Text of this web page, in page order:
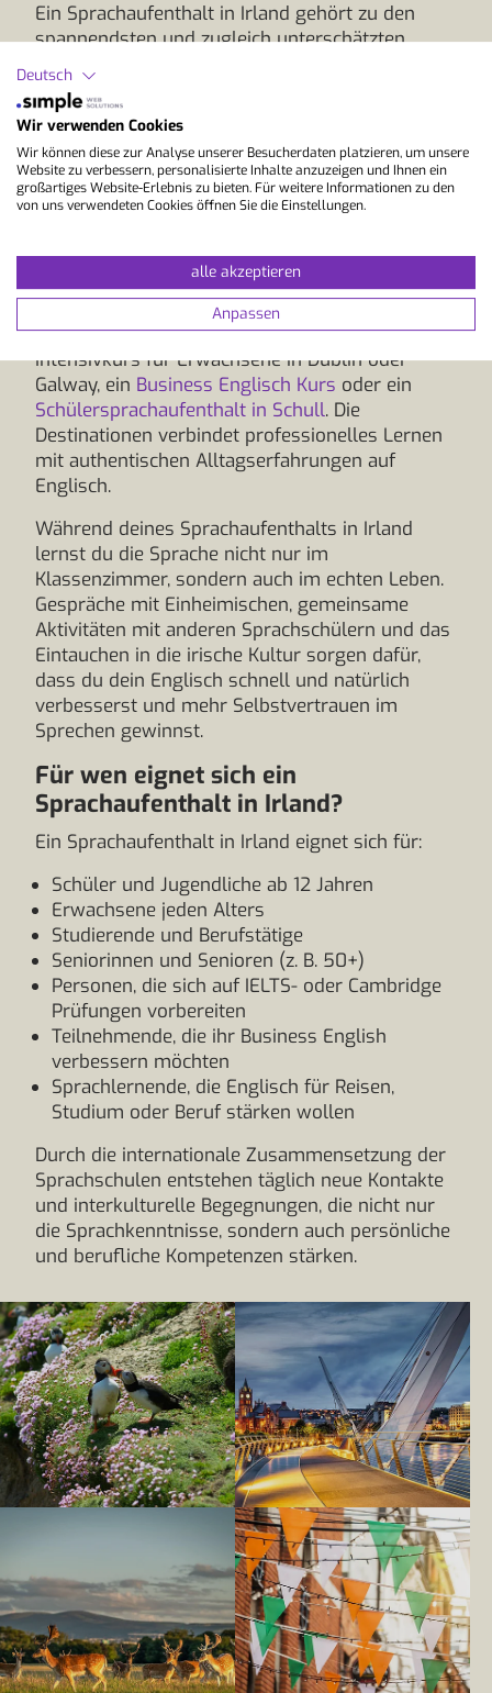
Ein Sprachaufenthalt in Irland gehört zu den
spannendsten und zugleich unterschätzten
Möglichkeiten, Englisch direkt im Alltag eines
englischsprachigen Landes zu lernen. Die
Kombination aus qualitativ hochwertigen
Sprachkursen, täglicher Anwendung der Sprache
und der offenen, herzlichen irischen Kultur
macht Irland zu einem immer beliebteren Ziel
für Sprachreisen aus der Schweiz.
Unsere ausgewählten Sprachschulen in Irland
bieten moderne Sprachkurse, erfahrene
Lehrpersonen und internationale Klassen mit
Teilnehmenden aus der ganzen Welt. Ob ein
Intensivkurs für Erwachsene in Dublin oder
Galway, ein Business Englisch Kurs oder ein
Schülersprachaufenthalt in Schull. Die
Destinationen verbindet professionelles Lernen
mit authentischen Alltagserfahrungen auf
Englisch.
Während deines Sprachaufenthalts in Irland
lernst du die Sprache nicht nur im
Klassenzimmer, sondern auch im echten Leben.
Gespräche mit Einheimischen, gemeinsame
Aktivitäten mit anderen Sprachschülern und das
Eintauchen in die irische Kultur sorgen dafür,
dass du dein Englisch schnell und natürlich
verbesserst und mehr Selbstvertrauen im
Sprechen gewinnst.
Für wen eignet sich ein
Sprachaufenthalt in Irland?
Ein Sprachaufenthalt in Irland eignet sich für:
Schüler und Jugendliche ab 12 Jahren
Erwachsene jeden Alters
Studierende und Berufstätige
Seniorinnen und Senioren (z. B. 50+)
Personen, die sich auf IELTS- oder Cambridge
Prüfungen vorbereiten
Teilnehmende, die ihr Business English
verbessern möchten
Sprachlernende, die Englisch für Reisen,
Studium oder Beruf stärken wollen
Durch die internationale Zusammensetzung der
Sprachschulen entstehen täglich neue Kontakte
und interkulturelle Begegnungen, die nicht nur
die Sprachkenntnisse, sondern auch persönliche
und berufliche Kompetenzen stärken.
Deutsch
Wir verwenden Cookies
Wir können diese zur Analyse unserer Besucherdaten platzieren, um unsere
Website zu verbessern, personalisierte Inhalte anzuzeigen und Ihnen ein
großartiges Website-Erlebnis zu bieten. Für weitere Informationen zu den
von uns verwendeten Cookies öffnen Sie die Einstellungen.
alle akzeptieren
Anpassen